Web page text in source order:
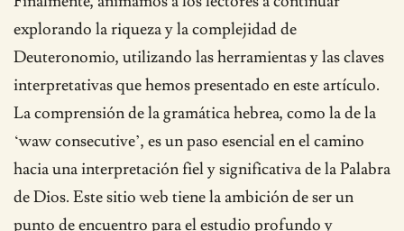
explorando la riqueza y la complejidad de
Deuteronomio, utilizando las herramientas y las claves
interpretativas que hemos presentado en este artículo.
La comprensión de la gramática hebrea, como la de la
‘waw consecutive’, es un paso esencial en el camino
hacia una interpretación fiel y significativa de la Palabra
de Dios. Este sitio web tiene la ambición de ser un
punto de encuentro para el estudio profundo y